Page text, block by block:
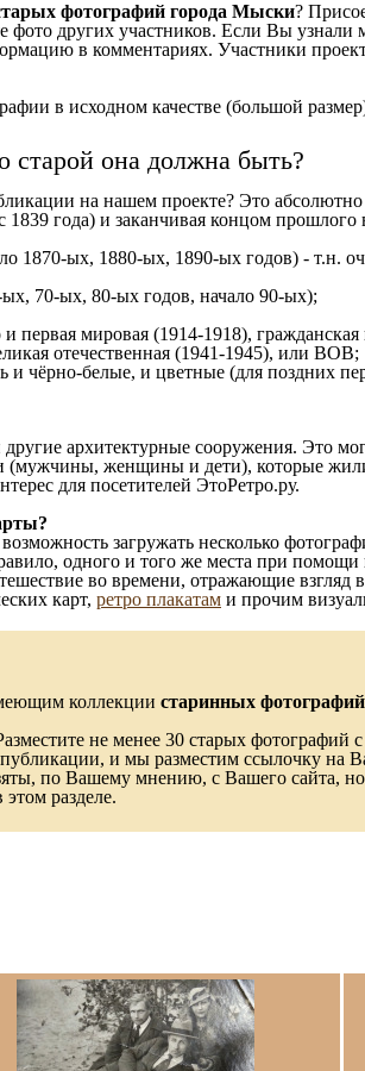
фотографий города Мыски?
других участников. Если Вы узнали
в комментариях. Участники
в исходном качестве (большой
старой она должна быть?
на нашем проекте? Это
года) и заканчивая концом прошлого
1870-ых, 1880-ых, 1890-ых годов) - т.н.
70-ых, 80-ых годов, начало 90-ых);
мировая (1914-1918),
отечественная (1941-1945), или ВОВ;
чёрно-белые, и цветные (для поздних
архитектурные сооружения. Это
(мужчины, женщины и дети), которые
для посетителей ЭтоРетро.ру.
загружать несколько
одного и того же места при помощи
во времени, отражающие взгляд
карт, ретро плакатам и прочим
коллекции старинных
не менее 30 старых фотографий
и мы разместим ссылочку на
по Вашему мнению, с Вашего сайта,
разделе.